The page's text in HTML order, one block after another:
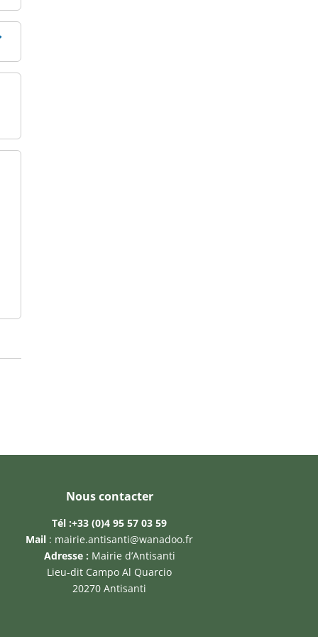
Nous contacter
Tél :+33 (0)4 95 57 03 59
Mail : mairie.antisanti@wanadoo.fr
Adresse : Mairie d’Antisanti
Lieu-dit Campo Al Quarcio
20270 Antisanti